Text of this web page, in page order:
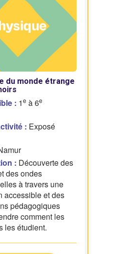
du monde étrange
: 1e à 6e
: Exposé
: Découverte des
des ondes
à travers une
accessible et des
pédagogiques
comment les
les étudient.